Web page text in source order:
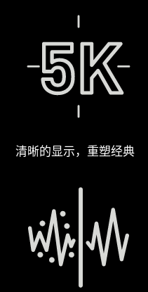
清晰的显示，重塑经典